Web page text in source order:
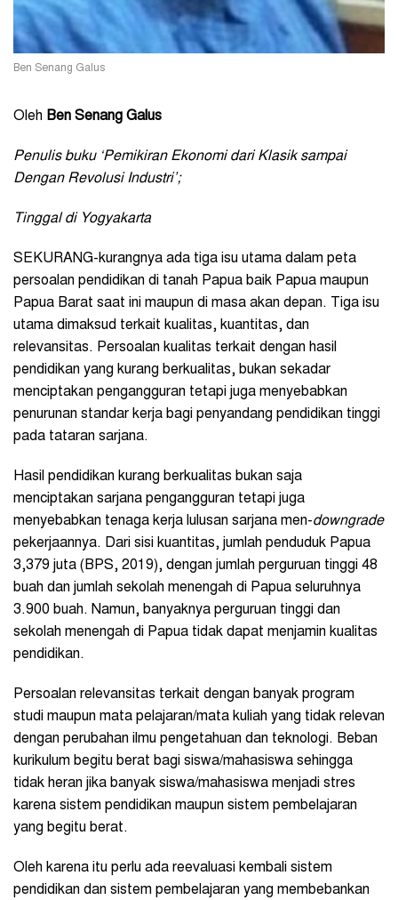
Ben Senang Galus
Oleh Ben Senang Galus
Penulis buku ‘Pemikiran Ekonomi dari Klasik sampai
Dengan Revolusi Industri’;
Tinggal di Yogyakarta
SEKURANG-kurangnya ada tiga isu utama dalam peta
persoalan pendidikan di tanah Papua baik Papua maupun
Papua Barat saat ini maupun di masa akan depan. Tiga isu
utama dimaksud terkait kualitas, kuantitas, dan
relevansitas. Persoalan kualitas terkait dengan hasil
pendidikan yang kurang berkualitas, bukan sekadar
menciptakan pengangguran tetapi juga menyebabkan
penurunan standar kerja bagi penyandang pendidikan tinggi
pada tataran sarjana.
Hasil pendidikan kurang berkualitas bukan saja
menciptakan sarjana pengangguran tetapi juga
menyebabkan tenaga kerja lulusan sarjana men-downgrade
pekerjaannya. Dari sisi kuantitas, jumlah penduduk Papua
3,379 juta (BPS, 2019), dengan jumlah perguruan tinggi 48
buah dan jumlah sekolah menengah di Papua seluruhnya
3.900 buah. Namun, banyaknya perguruan tinggi dan
sekolah menengah di Papua tidak dapat menjamin kualitas
pendidikan.
Persoalan relevansitas terkait dengan banyak program
studi maupun mata pelajaran/mata kuliah yang tidak relevan
dengan perubahan ilmu pengetahuan dan teknologi. Beban
kurikulum begitu berat bagi siswa/mahasiswa sehingga
tidak heran jika banyak siswa/mahasiswa menjadi stres
karena sistem pendidikan maupun sistem pembelajaran
yang begitu berat.
Oleh karena itu perlu ada reevaluasi kembali sistem
pendidikan dan sistem pembelajaran yang membebankan